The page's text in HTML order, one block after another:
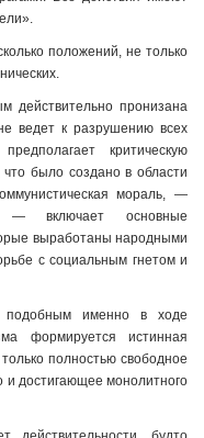
положений, не только
действительно пронизана
ведет к разрушению всех
критическую
что было создано в области
мораль, —
включает основные
выработаны народными
с социальным гнетом и
подобным именно в ходе
формируется истинная
полностью свободное
и достигающее монолитного